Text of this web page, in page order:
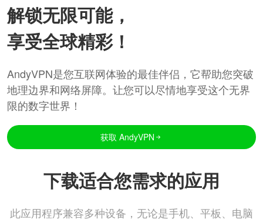
解锁无限可能，
享受全球精彩！
AndyVPN是您互联网体验的最佳伴侣，它帮助您突破
地理边界和网络屏障。让您可以尽情地享受这个无界
限的数字世界！
获取 AndyVPN
下载适合您需求的应用
此应用程序兼容多种设备，无论是手机、平板、电脑